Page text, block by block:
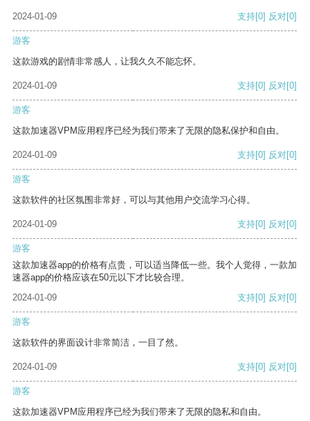
2024-01-09 支持[0] 反对[0]
游客
这款游戏的剧情非常感人，让我久久不能忘怀。
2024-01-09 支持[0] 反对[0]
游客
这款加速器VPM应用程序已经为我们带来了无限的隐私保护和自由。
2024-01-09 支持[0] 反对[0]
游客
这款软件的社区氛围非常好，可以与其他用户交流学习心得。
2024-01-09 支持[0] 反对[0]
游客
这款加速器app的价格有点贵，可以适当降低一些。我个人觉得，一款加
速器app的价格应该在50元以下才比较合理。
2024-01-09
支持[0] 反对[0]
游客
这款软件的界面设计非常简洁，一目了然。
2024-01-09 支持[0] 反对[0]
游客
这款加速器VPM应用程序已经为我们带来了无限的隐私和自由。